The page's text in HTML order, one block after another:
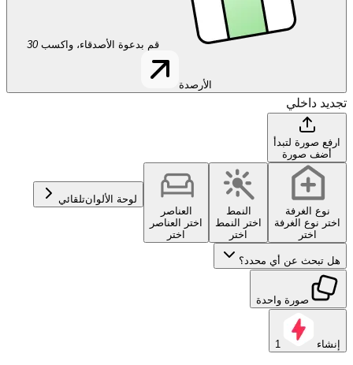
قم بدعوة الأصدقاء، واكسب 30
الأرصدة
تجديد داخلي
ارفع صورة لتبدأ
أضف صورة
نوع الغرفة
اختر نوع الغرفة
اختر
النمط
اختر النمط
اختر
العناصر
اختر العناصر
اختر
لوحة الألوانتلقائي
هل تبحث عن أي محدد؟
صورة واحدة
إنشاء 1